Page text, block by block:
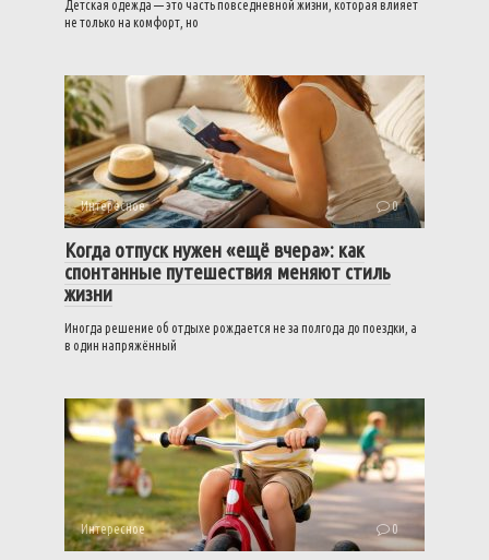
Детская одежда — это часть повседневной жизни, которая влияет
не только на комфорт, но
Интересное 0
Когда отпуск нужен «ещё вчера»: как
спонтанные путешествия меняют стиль
жизни
Иногда решение об отдыхе рождается не за полгода до поездки, а
в один напряжённый
Интересное 0